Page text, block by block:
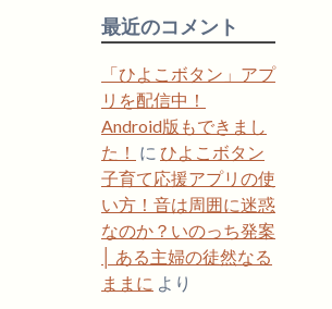
最近のコメント
「ひよこボタン」アプ
リを配信中！
Android版もできまし
た！ に ひよこボタン
子育て応援アプリの使
い方！音は周囲に迷惑
なのか？いのっち発案
│ ある主婦の徒然なる
ままに より